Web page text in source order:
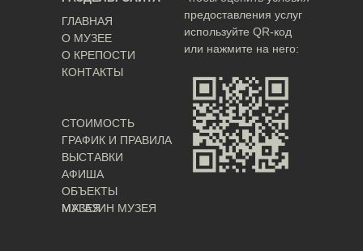
ГЛАВНАЯ
СТОИМОСТЬ
О МУЗЕЕ
О КРЕПОСТИ
КОНТАКТЫ
ГРАФИК И ПРАВИЛА
ВЫСТАВКИ
АФИША
ОБЪЕКТЫ
МУЗЕЯ
МАГАЗИН МУЗЕЯ
предоставления услуг
используйте QR-код
или нажмите на него: